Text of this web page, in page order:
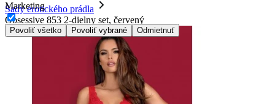
Marketing
Povoliť všetko Povoliť vybrané Odmietnuť
Sady erotického prádla
Obsessive 853 2-dielny set, červený